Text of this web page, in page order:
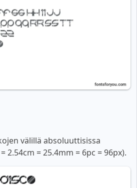
välillä absoluuttisissa
2.54cm = 25.4mm = 6pc = 96px).